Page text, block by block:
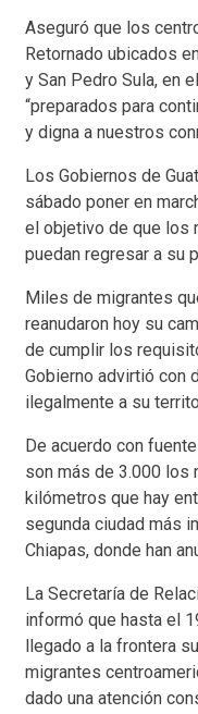
Aseguró que los
Retornado ubicados
y San Pedro Sula, en
“preparados para
y digna a nuestros
Los Gobiernos de
sábado poner en
el objetivo de que los
puedan regresar a su
Miles de migrantes
reanudaron hoy su
de cumplir los
Gobierno advirtió con
ilegalmente a su
De acuerdo con
son más de 3.000 los
kilómetros que hay
segunda ciudad más
Chiapas, donde han
La Secretaría de
informó que hasta el
llegado a la frontera
migrantes
dado una atención